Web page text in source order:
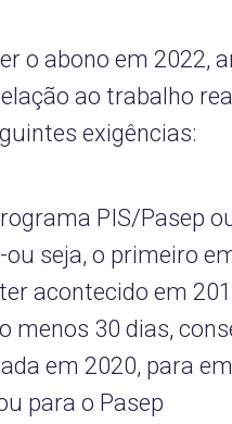
o abono em 2022,
ao trabalho
exigências:
PIS/Pasep
seja, o primeiro
acontecido em
menos 30 dias,
em 2020, para
para o Pasep